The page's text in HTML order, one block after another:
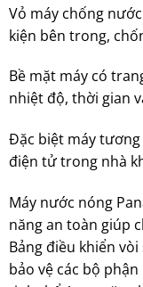
Vỏ máy chống
kiện bên trong,
Bề mặt máy có
nhiệt độ, thời gian
Đặc biệt máy
điện tử trong nhà
Máy nước nóng
năng an toàn giúp
Bảng điều khiển
bảo vệ các bộ